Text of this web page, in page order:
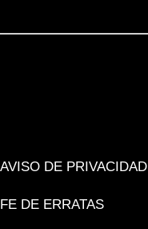
AVISO DE PRIVACIDAD
FE DE ERRATAS